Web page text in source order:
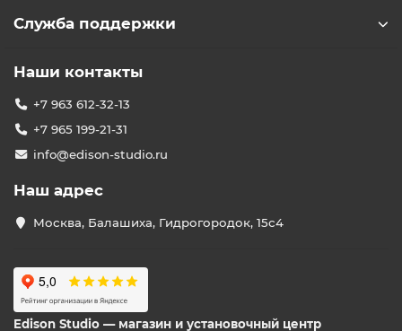
Служба поддержки
Наши контакты
+7 963 612-32-13
+7 965 199-21-31
info@edison-studio.ru
Наш адрес
Москва, Балашиха, Гидрогородок, 15с4
Edison Studio — магазин и установочный центр